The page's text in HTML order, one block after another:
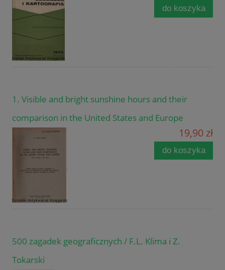
do koszyka
1. Visible and bright sunshine hours and their
comparison in the United States and Europe
19,90 zł
do koszyka
500 zagadek geograficznych / F.L. Klima i Z.
Tokarski